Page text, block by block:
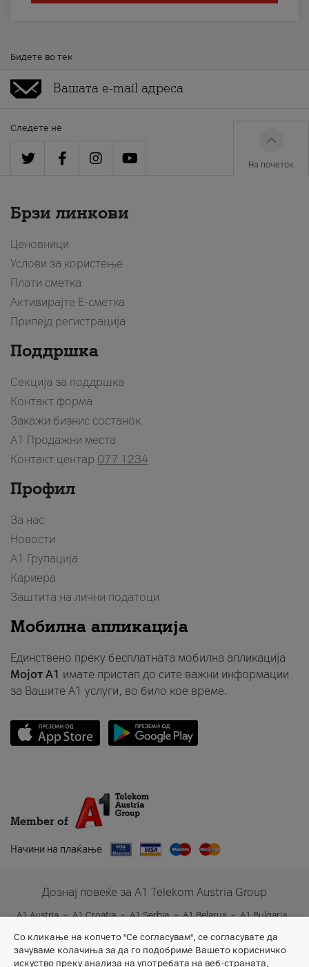
Бидете во тек
Следете нè
На почеток
Брзи линкови
Ценовници
Услови за користење
Плати сметка
Активирајте Е-сметка
Припејд регистрација
Поддршка
Секција за поддршка
Контакт форма
Закажи бизнис состанок
A1 Продажни места
Контакт центар 077 1234
Профил
За нас
Новости
А1 Групација
Кариера
Заштита на лични податоци
Мобилна апликација
Единствено преку бесплатната мобилна апликација
Мојот A1 имате пристап до сите важни информации
за Вашите A1 услуги, во било кое време.
Member of
Начини на плаќање
Дознај повеќе за A1 Telekom Austria Group
A1 Austria A1 Croatia A1 Serbia A1 Belarus
A1 Bulgaria
Со кликање на копчето "Се согласувам", се согласувате да
зачуваме колачиња за да го подобриме Вашето корисничко
искуство преку анализа на употребата на веб-страната,